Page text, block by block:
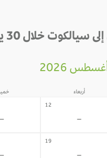
خلال 30 يوم القادمة
2026
أربعاء
12
-
-
19